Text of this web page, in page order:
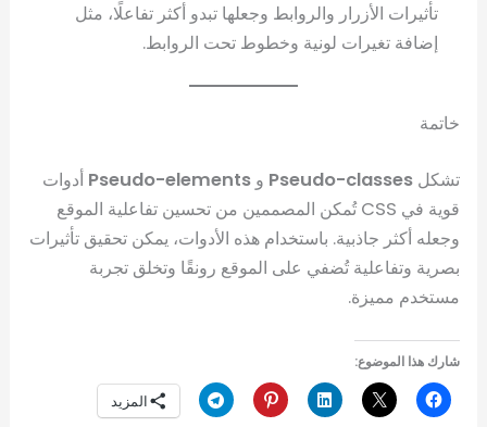
تأثيرات الأزرار والروابط وجعلها تبدو أكثر تفاعلًا، مثل
إضافة تغيرات لونية وخطوط تحت الروابط.
خاتمة
تشكلPseudo-classes وPseudo-elements أدوات
قوية في CSS تُمكن المصممين من تحسين تفاعلية الموقع
وجعله أكثر جاذبية. باستخدام هذه الأدوات، يمكن تحقيق تأثيرات
بصرية وتفاعلية تُضفي على الموقع رونقًا وتخلق تجربة
مستخدم مميزة.
شارك هذا الموضوع:
المزيد